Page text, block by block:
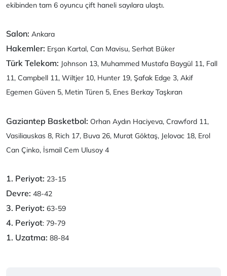
ekibinden tam 6 oyuncu çift haneli sayılara ulaştı.
Salon: Ankara
Hakemler: Erşan Kartal, Can Mavisu, Serhat Büker
Türk Telekom: Johnson 13, Muhammed Mustafa Baygül 11, Fall
11, Campbell 11, Wiltjer 10, Hunter 19, Şafak Edge 3, Akif
Egemen Güven 5, Metin Türen 5, Enes Berkay Taşkıran
Gaziantep Basketbol: Orhan Aydın Haciyeva, Crawford 11,
Vasiliauskas 8, Rich 17, Buva 26, Murat Göktaş, Jelovac 18, Erol
Can Çinko, İsmail Cem Ulusoy 4
1. Periyot: 23-15
Devre: 48-42
3. Periyot: 63-59
4. Periyot: 79-79
1. Uzatma: 88-84